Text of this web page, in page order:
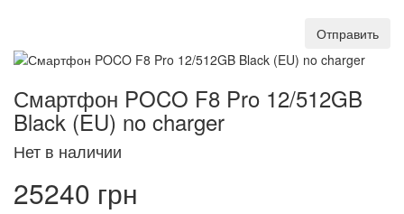
Отправить
Смартфон POCO F8 Pro 12/512GB
Black (EU) no charger
Нет в наличии
25240 грн